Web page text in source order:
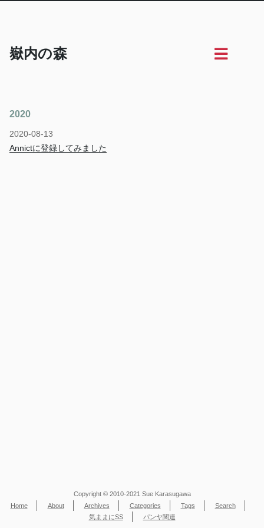
嶽内の森
2020
2020-08-13
Annictに登録してみました
Copyright © 2010-2021 Sue Karasugawa
Home
About Archives Categories Tags
Search
気ままにSS
パンヤ関連